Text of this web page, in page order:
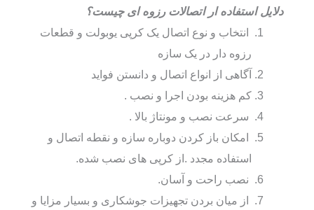
دلایل استفاده ار اتصالات رزوه ای چیست؟
انتخاب و نوع اتصال یک کرپی یوبولت و قطعات
رزوه دار در یک سازه
آگاهی از انواع اتصال و دانستن فواید
کمهزینه بودن اجرا و نصب .
سرعت نصب و مونتاژ بالا .
امکان باز کردن دوباره سازه و نقطه اتصال و
استفاده مجدد .از کرپی های نصب شده.
نصب راحت و آسان.
از میان بردن تجهیزات جوشکاری و بسیار مزایا و